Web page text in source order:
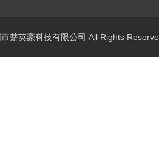
市楚英豪科技有限公司 All Rights